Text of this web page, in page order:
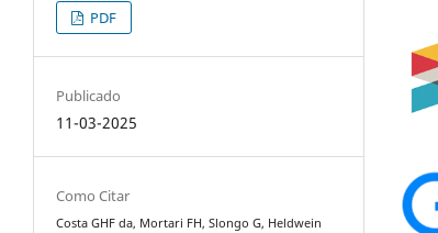
PDF
Publicado
11-03-2025
Como Citar
Costa GHF da, Mortari FH, Slongo G, Heldwein